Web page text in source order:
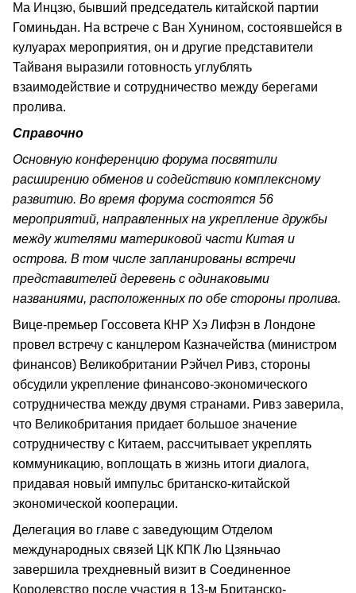
Ма Инцзю, бывший председатель китайской партии
Гоминьдан. На встрече с Ван Хунином, состоявшейся в
кулуарах мероприятия, он и другие представители
Тайваня выразили готовность углублять
взаимодействие и сотрудничество между берегами
пролива.
Справочно
Основную конференцию форума посвятили
расширению обменов и содействию комплексному
развитию. Во время форума состоятся 56
мероприятий, направленных на укрепление дружбы
между жителями материковой части Китая и
острова. В том числе запланированы встречи
представителей деревень с одинаковыми
названиями, расположенных по обе стороны пролива.
Вице-премьер Госсовета КНР Хэ Лифэн в Лондоне
провел встречу с канцлером Казначейства (министром
финансов) Великобритании Рэйчел Ривз, стороны
обсудили укрепление финансово-экономического
сотрудничества между двумя странами. Ривз заверила,
что Великобритания придает большое значение
сотрудничеству с Китаем, рассчитывает укреплять
коммуникацию, воплощать в жизнь итоги диалога,
придавая новый импульс британско-китайской
экономической кооперации.
Делегация во главе с заведующим Отделом
международных связей ЦК КПК Лю Цзяньчао
завершила трехдневный визит в Соединенное
Королевство после участия в 13-м Британско-